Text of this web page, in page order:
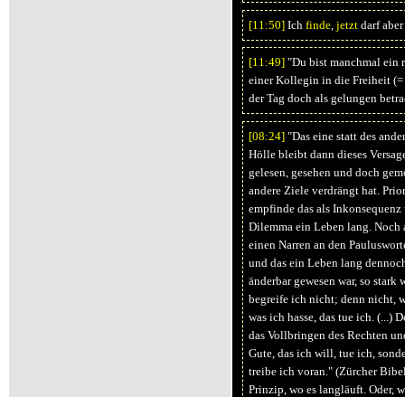
[11:50]Ich finde, jetztdarf
[11:49]"Du bist manchmal ein
einer Kollegin in die Freiheit (=
der Tag doch als gelungen
[08:24]"Das eine statt des
Hölle bleibt dann dieses
gelesen, gesehen und doch
andere Ziele verdrängt hat.
empfinde das als
Dilemma ein Leben lang. Noch
einen Narren an den
und das ein Leben lang
änderbar gewesen war, so
begreife ich nicht; denn nicht,
was ich hasse, das tue ich. (...)
das Vollbringen des Rechten
Gute, das ich will, tue ich,
treibe ich voran." (Zürcher
Prinzip, wo es langläuft. Oder,